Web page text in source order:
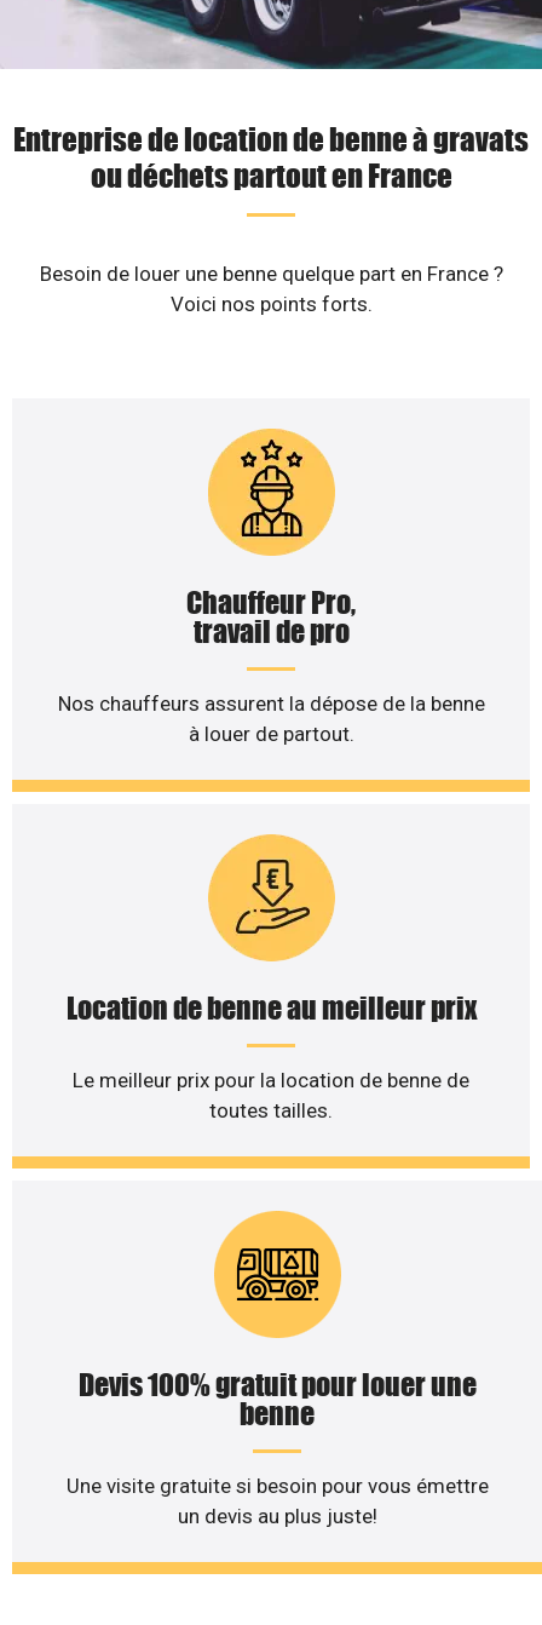
Entreprise de location de benne à gravats
ou déchets partout en France
Besoin de louer une benne quelque part en France ?
Voici nos points forts.
Chauffeur Pro,
travail de pro
Nos chauffeurs assurent la dépose de la benne
à louer de partout.
Location de benne au meilleur prix
Le meilleur prix pour la location de benne de
toutes tailles.
Devis 100% gratuit pour louer une
benne
Une visite gratuite si besoin pour vous émettre
un devis au plus juste!